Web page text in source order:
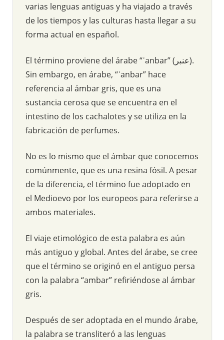
varias lenguas antiguas y ha viajado a través
de los tiempos y las culturas hasta llegar a su
forma actual en español.
El término proviene del árabe “ʿanbar” (عنبر).
Sin embargo, en árabe, “ʿanbar” hace
referencia al ámbar gris, que es una
sustancia cerosa que se encuentra en el
intestino de los cachalotes y se utiliza en la
fabricación de perfumes.
No es lo mismo que el ámbar que conocemos
comúnmente, que es una resina fósil. A pesar
de la diferencia, el término fue adoptado en
el Medioevo por los europeos para referirse a
ambos materiales.
El viaje etimológico de esta palabra es aún
más antiguo y global. Antes del árabe, se cree
que el término se originó en el antiguo persa
con la palabra “ambar” refiriéndose al ámbar
gris.
Después de ser adoptada en el mundo árabe,
la palabra se transliteró a las lenguas